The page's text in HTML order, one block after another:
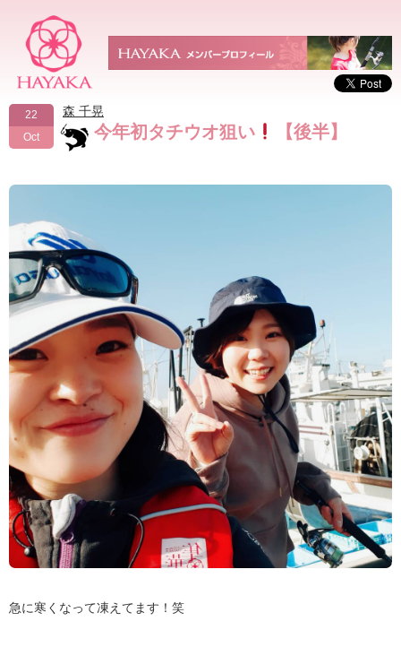
22
Oct
森 千晃
今年初タチウオ狙い 【後半】
急に寒くなって凍えてます！笑